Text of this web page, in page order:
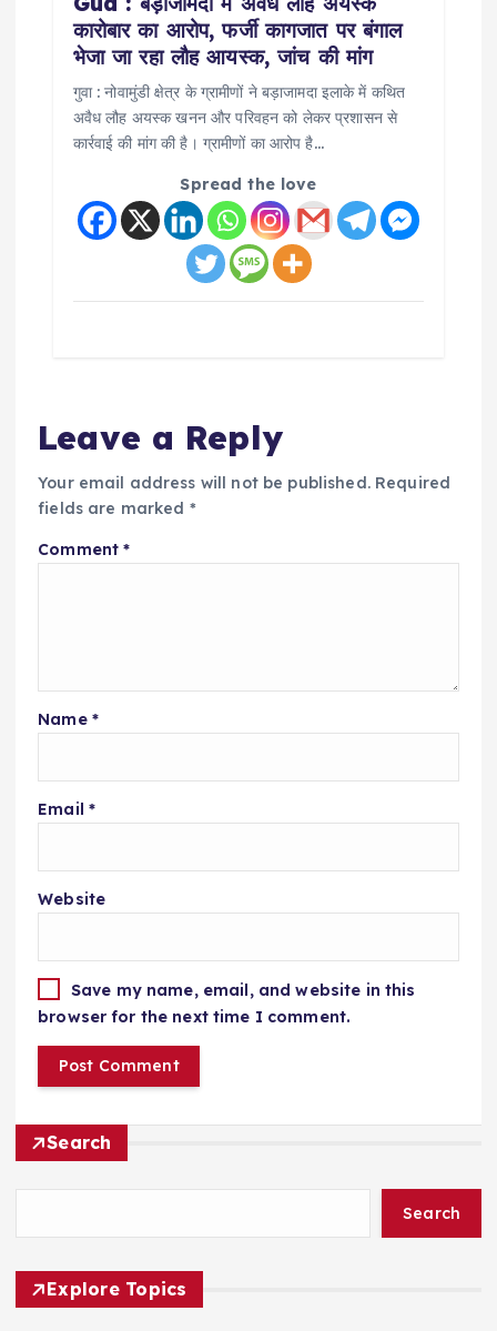
कारोबार का आरोप, फर्जी कागजात पर बंगाल
भेजा जा रहा लौह आयस्क, जांच की मांग
गुवा : नोवामुंडी क्षेत्र के ग्रामीणों ने बड़ाजामदा इलाके में कथित
अवैध लौह अयस्क खनन और परिवहन को लेकर प्रशासन से
कार्रवाई की मांग की है। ग्रामीणों का आरोप है…
Spread the love
Leave a Reply
Your email address will not be published. Required
fields are marked *
Comment*
Name *
Email *
Website
Save my name, email, and website in this
browser for the next time I comment.
Search
Search
Explore Topics